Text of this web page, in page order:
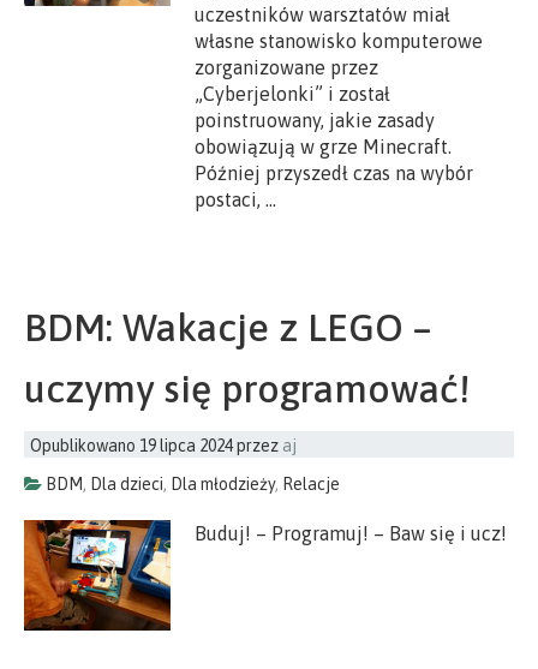
uczestników warsztatów miał
własne stanowisko komputerowe
zorganizowane przez
„Cyberjelonki” i został
poinstruowany, jakie zasady
obowiązują w grze Minecraft.
Później przyszedł czas na wybór
postaci, …
BDM: Wakacje z LEGO –
uczymy się programować!
Opublikowano 19 lipca 2024przez aj
BDM, Dla dzieci, Dla młodzieży, Relacje
Buduj! – Programuj! – Baw się i ucz!